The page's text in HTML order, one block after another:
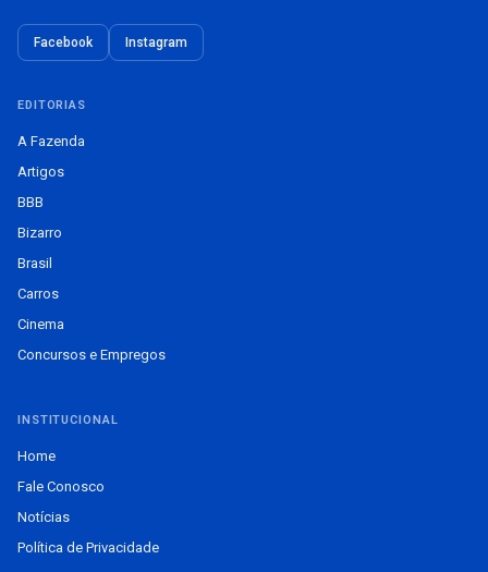
Facebook Instagram
EDITORIAS
A Fazenda
Artigos
BBB
Bizarro
Brasil
Carros
Cinema
Concursos e Empregos
INSTITUCIONAL
Home
Fale Conosco
Notícias
Política de Privacidade